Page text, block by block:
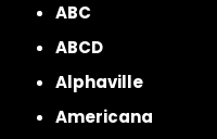
ABC
ABCD
Alphaville
Americana